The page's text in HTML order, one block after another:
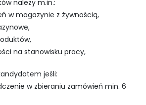
należy m.in.:
w magazynie z żywnością,
na stanowisku pracy,
jeśli:
w zbieraniu zamówień min. 6